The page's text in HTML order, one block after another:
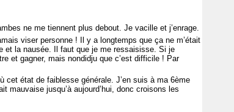
ne me tiennent plus debout. Je vacille et j’enrage.
viser personne ! Il y a longtemps que ça ne m’était
et la nausée. Il faut que je me ressaisisse. Si je
et gagner, mais nondidju que c’est difficile ! Par
cet état de faiblesse générale. J’en suis à ma 6ème
jusqu’à aujourd’hui, donc croisons les